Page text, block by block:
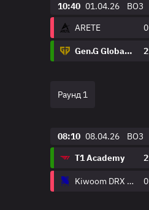
10:40 01.04.26
BO3
ARETE
0
Gen.G Global Academy 2
Раунд 1
08:10 08.04.26
BO3
T1 Academy
2
Kiwoom DRX Academy 0